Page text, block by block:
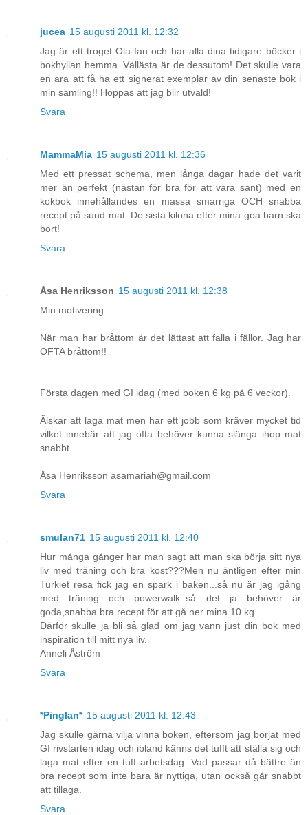
jucea 15 augusti 2011 kl. 12:32
Jag är ett troget Ola-fan och har alla dina tidigare böcker i
bokhyllan hemma. Vällästa är de dessutom! Det skulle vara
en ära att få ha ett signerat exemplar av din senaste bok i
min samling!! Hoppas att jag blir utvald!
Svara
MammaMia 15 augusti 2011 kl. 12:36
Med ett pressat schema, men långa dagar hade det varit
mer än perfekt (nästan för bra för att vara sant) med en
kokbok innehållandes en massa smarriga OCH snabba
recept på sund mat. De sista kilona efter mina goa barn ska
bort!
Svara
Åsa Henriksson 15 augusti 2011 kl. 12:38
Min motivering:
När man har bråttom är det lättast att falla i fällor. Jag har
OFTA bråttom!!
Första dagen med GI idag (med boken 6 kg på 6 veckor).
Älskar att laga mat men har ett jobb som kräver mycket tid
vilket innebär att jag ofta behöver kunna slänga ihop mat
snabbt.
Åsa Henriksson asamariah@gmail.com
Svara
smulan71 15 augusti 2011 kl. 12:40
Hur många gånger har man sagt att man ska börja sitt nya
liv med träning och bra kost???Men nu äntligen efter min
Turkiet resa fick jag en spark i baken...så nu är jag igång
med träning och powerwalk..så det ja behöver är
goda,snabba bra recept för att gå ner mina 10 kg.
Därför skulle ja bli så glad om jag vann just din bok med
inspiration till mitt nya liv.
Anneli Åström
Svara
*Pinglan* 15 augusti 2011 kl. 12:43
Jag skulle gärna vilja vinna boken, eftersom jag börjat med
GI rivstarten idag och ibland känns det tufft att ställa sig och
laga mat efter en tuff arbetsdag. Vad passar då bättre än
bra recept som inte bara är nyttiga, utan också går snabbt
att tillaga.
Svara